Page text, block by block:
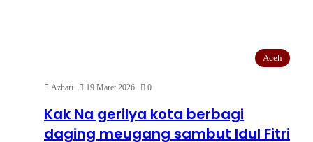
Aceh
Azhari 19 Maret 2026 0
Kak Na gerilya kota berbagi
daging meugang sambut Idul Fitri